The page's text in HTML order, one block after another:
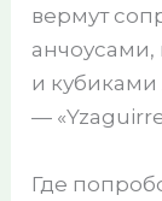
вермут
и
—
Где